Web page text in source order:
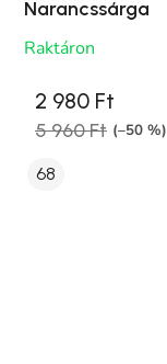
Narancssárga
Raktáron
2 980 Ft
5 960 Ft (–50 %)
68